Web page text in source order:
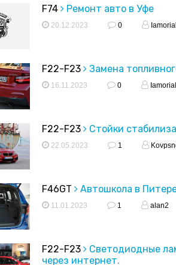
F74 Ремонт авто в Уфе
20.12.2023 0
F22-F23 Замена
16.11.2023 0
F22-F23 Стойки
22.05.2023 1
F46GT Автошкола в
11.01.2023 1 alan2
F22-F23
Светодиодные
через интернет.